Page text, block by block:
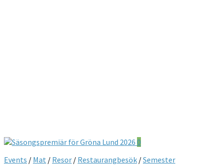
0
Events / Mat / Resor / Restaurangbesök /Semester